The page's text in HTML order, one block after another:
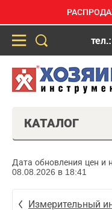
КАТАЛОГ
Дата обновления цен и
08.08.2026 в 18:41
Измерительный